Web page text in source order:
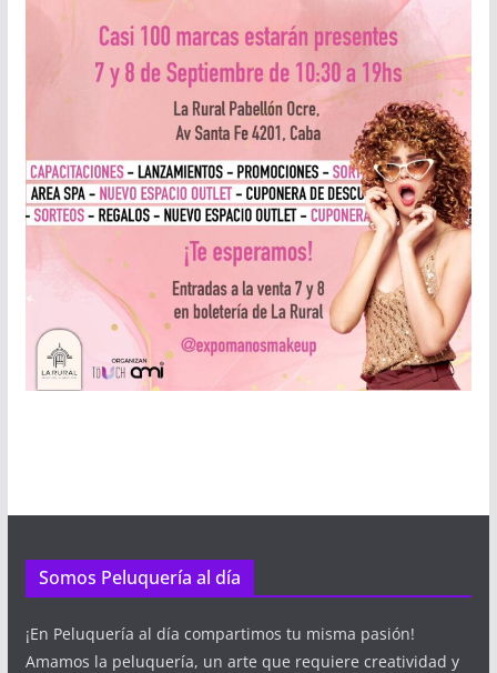
Somos Peluquería al día
¡En Peluquería al día compartimos tu misma pasión!
Amamos la peluquería, un arte que requiere creatividad y